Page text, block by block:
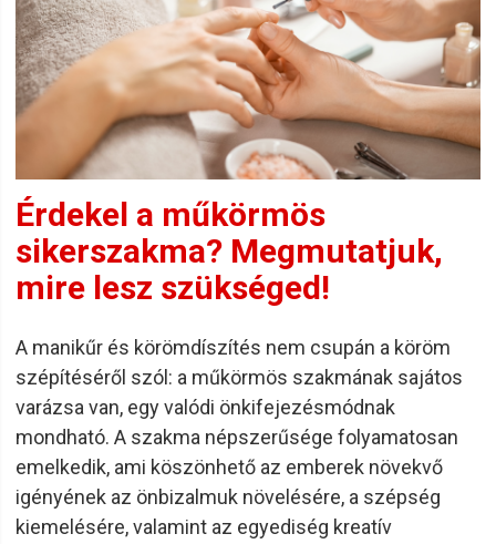
Érdekel a műkörmös
sikerszakma? Megmutatjuk,
mire lesz szükséged!
A manikűr és körömdíszítés nem csupán a köröm
szépítéséről szól: a műkörmös szakmának sajátos
varázsa van, egy valódi önkifejezésmódnak
mondható. A szakma népszerűsége folyamatosan
emelkedik, ami köszönhető az emberek növekvő
igényének az önbizalmuk növelésére, a szépség
kiemelésére, valamint az egyediség kreatív